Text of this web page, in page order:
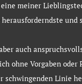
meiner
und
auch
ohne Vorgaben oder
schwingenden Linie